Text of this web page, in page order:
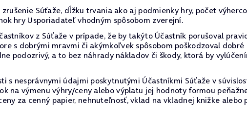
Súťaže, dĺžku trvania ako aj podmienky hry, počet
hry Usporiadateľ vhodným spôsobom zverejní.
z Súťaže v prípade, že by takýto Účastník porušoval
s dobrými mravmi či akýmkoľvek spôsobom poškodzoval dobré
podozrivý, a to bez náhrady nákladov či škody, ktorá by
s nesprávnymi údajmi poskytnutými Účastníkmi Súťaže v
na výmenu výhry/ceny alebo výplatu jej hodnoty formou
za cenný papier, nehnuteľnosť, vklad na vkladnej knižke alebo